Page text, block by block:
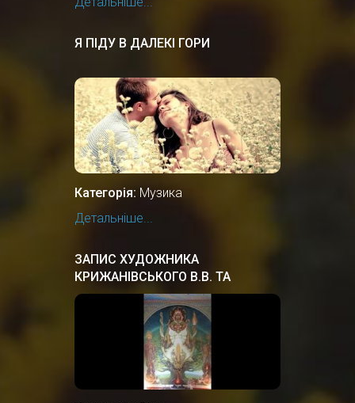
Я ПІДУ В ДАЛЕКІ ГОРИ
Категорія: Музика
Детальніше...
ЗАПИС ХУДОЖНИКА
КРИЖАНІВСЬКОГО В.В. ТА
ПРОФЕСОРА ПЕРЕГІНЦЯ В.М. В
ЦЕНТРІ РІДНОВІРІВ РУСИ-